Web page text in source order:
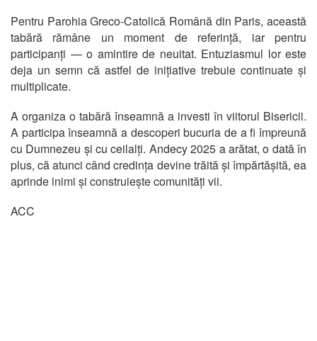
Pentru Parohia Greco-Catolică Română din Paris, această
tabără rămâne un moment de referință, iar pentru
participanți — o amintire de neuitat. Entuziasmul lor este
deja un semn că astfel de inițiative trebuie continuate și
multiplicate.
A organiza o tabără înseamnă a investi în viitorul Bisericii.
A participa înseamnă a descoperi bucuria de a fi împreună
cu Dumnezeu și cu ceilalți. Andecy 2025 a arătat, o dată în
plus, că atunci când credința devine trăită și împărtășită, ea
aprinde inimi și construiește comunități vii.
ACC